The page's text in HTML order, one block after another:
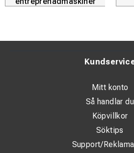
Mitt konto
Så handlar du
Köpvillkor
Söktips
Support/